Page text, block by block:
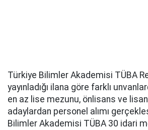
Türkiye Bilimler Akademisi TÜBA
yayınladığı ilana göre farklı
en az lise mezunu, önlisans ve
adaylardan personel alımı
Bilimler Akademisi TÜBA 30 idari